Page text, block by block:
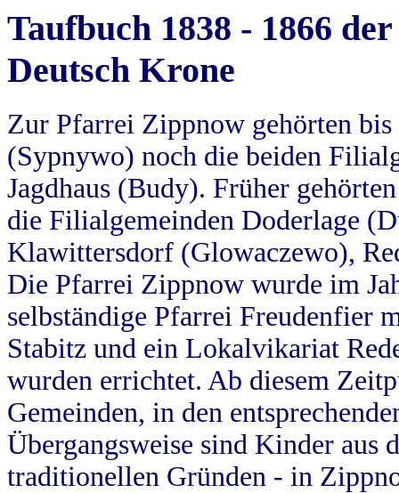
Taufbuch 1838 - 1866
Deutsch Krone
Zur Pfarrei Zippnow gehörten
(Sypnywo) noch die beiden
Jagdhaus (Budy). Früher
die Filialgemeinden Doderlage
Klawittersdorf (Glowaczewo),
Die Pfarrei Zippnow wurde im
selbständige Pfarrei Freudenfier
Stabitz und ein Lokalvikariat
wurden errichtet. Ab diesem
Gemeinden, in den
Übergangsweise sind Kinder aus
traditionellen Gründen - in